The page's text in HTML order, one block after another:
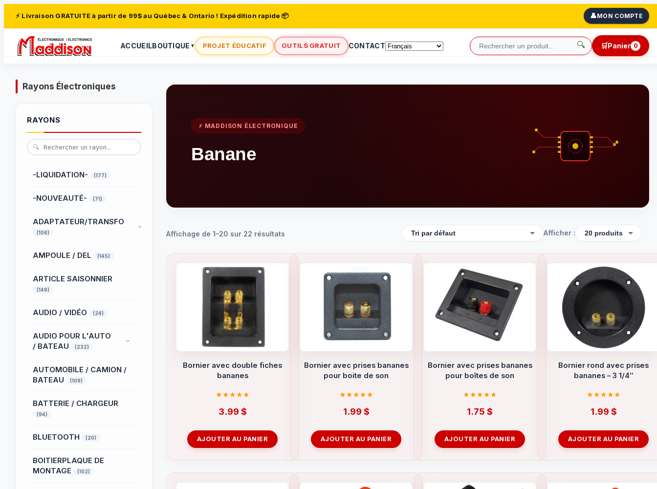
⚡ Livraison GRATUITE à partir de 99$ au Québec & Ontario ! Expédition rapide 📦 👤MON COMPTE
ACCUEILBOUTIQUE ▼ PROJET ÉDUCATIF OUTILS GRATUIT CONTACT 🔍 🛒Panier 0
Rayons Électroniques
RAYONS
🔍
-LIQUIDATION- (177)
-NOUVEAUTÉ- (71)
ADAPTATEUR/TRANSFO
(106)
AMPOULE / DEL (145)
ARTICLE SAISONNIER
(149)
AUDIO / VIDÉO (24)
AUDIO POUR L'AUTO
/ BATEAU
(232)
AUTOMOBILE / CAMION /
BATEAU
(109)
BATTERIE / CHARGEUR
(94)
BLUETOOTH (20)
BOITIERPLAQUE DE
MONTAGE
(102)
⚡ MADDISON ÉLECTRONIQUE
Banane
Afficher :
Affichage de 1–20 sur 22 résultats
Bornier avec double fiches
bananes
3.99 $
AJOUTER AU PANIER
Bornier avec prises bananes
pour boite de son
1.99 $
AJOUTER AU PANIER
Bornier avec prises bananes
pour boîtes de son
1.75 $
AJOUTER AU PANIER
Bornier rond avec prises
bananes – 3 1/4″
1.99 $
AJOUTER AU PANIER